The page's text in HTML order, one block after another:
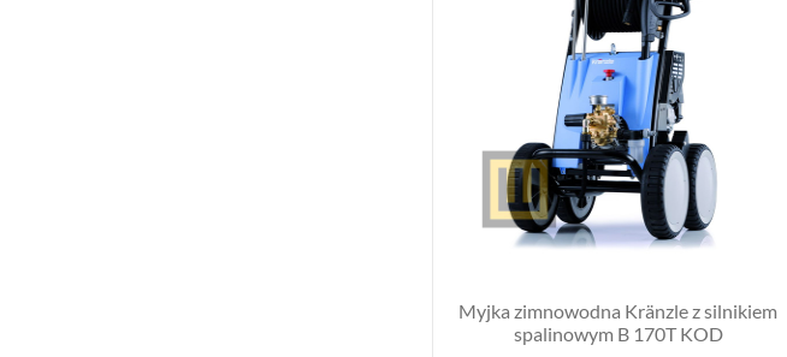
Myjka zimnowodna Kränzle z silnikiem
spalinowym B 170T KOD